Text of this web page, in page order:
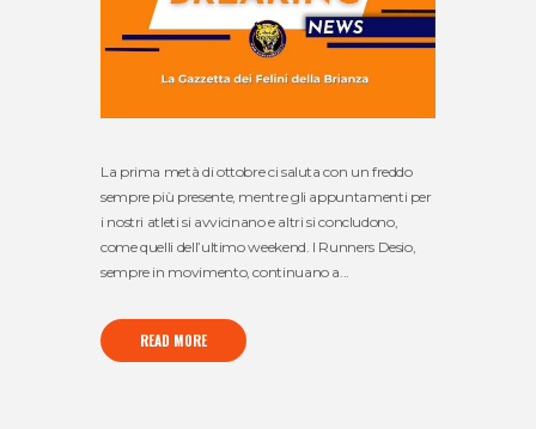
La prima metà di ottobre ci saluta con un freddo
sempre più presente, mentre gli appuntamenti per
i nostri atleti si avvicinano e altri si concludono,
come quelli dell’ultimo weekend. I Runners Desio,
sempre in movimento, continuano a...
READ MORE